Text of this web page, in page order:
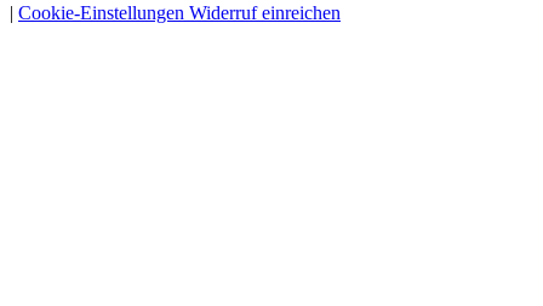
| Cookie-Einstellungen Widerruf einreichen